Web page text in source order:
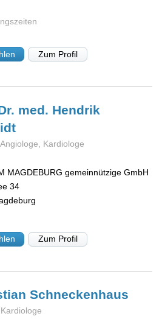
Zum Profil
med. Hendrik
Kardiologe
MAGDEBURG gemeinnützige GmbH
34
Zum Profil
Schneckenhaus